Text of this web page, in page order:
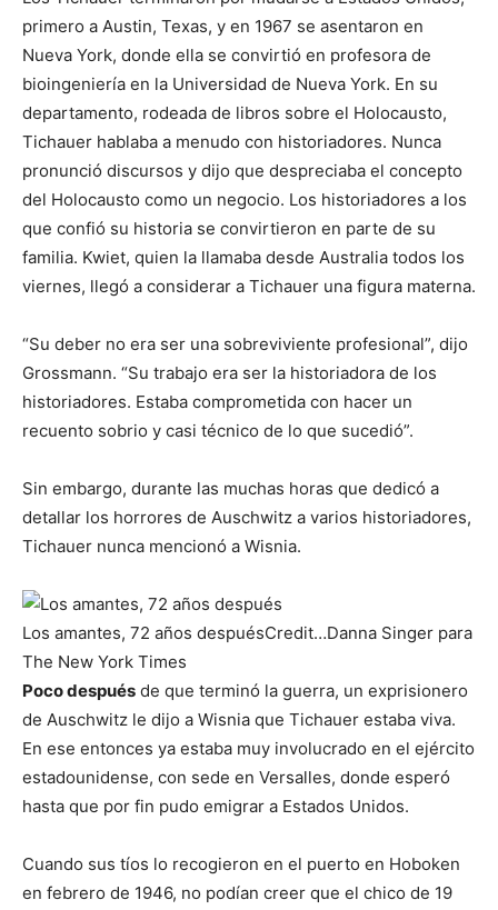
primero a Austin, Texas, y en 1967 se asentaron en
Nueva York, donde ella se convirtió en profesora de
bioingeniería en la Universidad de Nueva York. En su
departamento, rodeada de libros sobre el Holocausto,
Tichauer hablaba a menudo con historiadores. Nunca
pronunció discursos y dijo que despreciaba el concepto
del Holocausto como un negocio. Los historiadores a los
que confió su historia se convirtieron en parte de su
familia. Kwiet, quien la llamaba desde Australia todos los
viernes, llegó a considerar a Tichauer una figura materna.
“Su deber no era ser una sobreviviente profesional”, dijo
Grossmann. “Su trabajo era ser la historiadora de los
historiadores. Estaba comprometida con hacer un
recuento sobrio y casi técnico de lo que sucedió”.
Sin embargo, durante las muchas horas que dedicó a
detallar los horrores de Auschwitz a varios historiadores,
Tichauer nunca mencionó a Wisnia.
Los amantes, 72 años despuésCredit…Danna Singer para
The New York Times
Poco después de que terminó la guerra, un exprisionero
de Auschwitz le dijo a Wisnia que Tichauer estaba viva.
En ese entonces ya estaba muy involucrado en el ejército
estadounidense, con sede en Versalles, donde esperó
hasta que por fin pudo emigrar a Estados Unidos.
Cuando sus tíos lo recogieron en el puerto en Hoboken
en febrero de 1946, no podían creer que el chico de 19